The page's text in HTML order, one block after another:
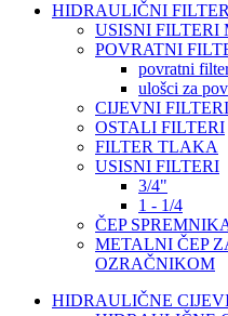
HIDRAULIČNI
USISNI FILTERI
POVRATNI
povratni
ulošci za
CIJEVNI FILTERI
OSTALI FILTERI
FILTER TLAKA
USISNI FILTERI
3/4"
1 - 1/4
ČEP
METALNI ČEP
OZRAČNIKOM
HIDRAULIČNE